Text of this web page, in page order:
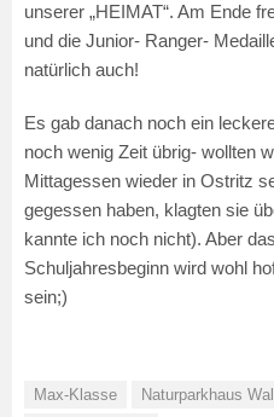
unserer „HEIMAT“. Am Ende
und die Junior- Ranger-
natürlich auch!
Es gab danach noch ein
noch wenig Zeit übrig- wollten
Mittagessen wieder in Ostritz
gegessen haben, klagten sie
kannte ich noch nicht). Aber
Schuljahresbeginn wird wohl
sein;)
Max-Klasse Naturparkhaus